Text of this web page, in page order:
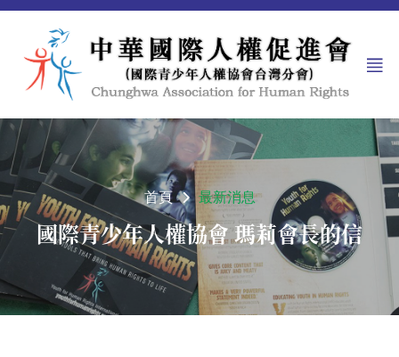
首頁 最新消息
國際青少年人權協會 瑪莉會長的信